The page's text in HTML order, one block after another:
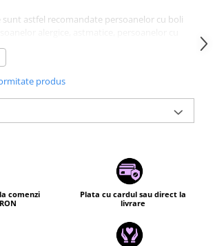
sunt astfel recomandate persoanelor cu boli
dar și fumătorilor sau persoanelor fără
„transpiră”, se întâmplă de obicei când este
lungă de timp, mai ales în condiții
se întâmplă acest lucru, așezați lampa la
produs
comenzi
Plata cu cardul sau direct la
livrare